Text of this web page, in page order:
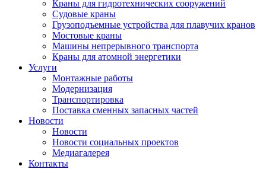
Краны для гидротехнических сооружений
Судовые краны
Грузоподъемные устройства для плавучих кранов
Мостовые краны
Машины непрерывного транспорта
Краны для атомной энергетики
Услуги
Монтажные работы
Модернизация
Транспортировка
Поставка сменных запасных частей
Новости
Новости
Новости социальных проектов
Медиагалерея
Контакты